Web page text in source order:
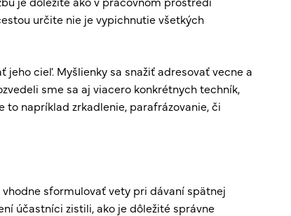
určite nie je vypichnutie všetkých
cieľ. Myšlienky sa snažiť adresovať vecne a
sme sa aj viacero konkrétnych techník,
to napríklad zrkadlenie, parafrázovanie, či
sformulovať vety pri dávaní spätnej
účastníci zistili, ako je dôležité správne